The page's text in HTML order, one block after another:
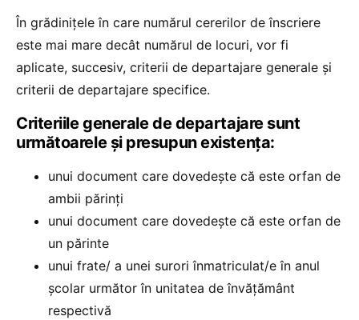
În grădinițele în care numărul cererilor de înscriere
este mai mare decât numărul de locuri, vor fi
aplicate, succesiv, criterii de departajare generale și
criterii de departajare specifice.
Criteriile generale de departajare sunt
următoarele și presupun existența:
unui document care dovedește că este orfan de
ambii părinți
unui document care dovedește că este orfan de
un părinte
unui frate/ a unei surori înmatriculat/e în anul
școlar următor în unitatea de învățământ
respectivă